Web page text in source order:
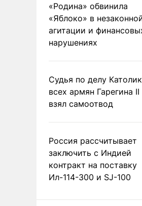
«Родина» обвинила
«Яблоко» в
агитации и
нарушениях
Судья по делу
всех армян Гарегина II
взял самоотвод
Россия рассчитывает
заключить с Индией
контракт на поставку
Ил-114-300 и SJ-100